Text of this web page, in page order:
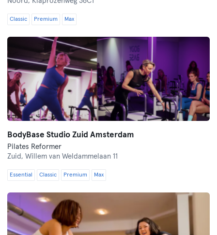
Classic Premium Max
BodyBase Studio Zuid Amsterdam
Pilates Reformer
Zuid, Willem van Weldammelaan 11
Essential Classic Premium Max